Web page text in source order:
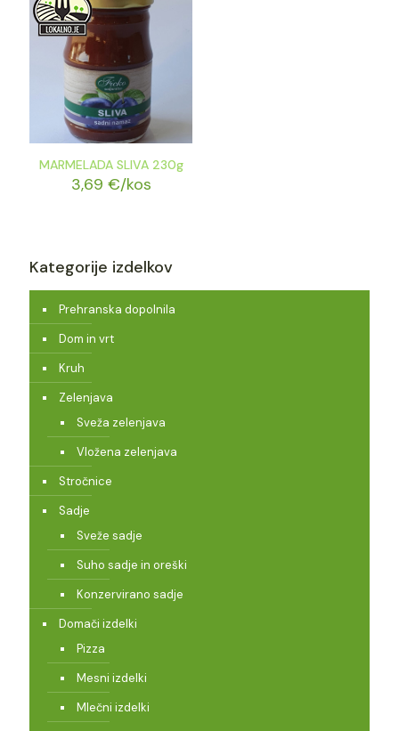
MARMELADA SLIVA 230g
3,69 €/kos
Kategorije izdelkov
Prehranska dopolnila
Dom in vrt
Kruh
Zelenjava
Sveža zelenjava
Vložena zelenjava
Stročnice
Sadje
Sveže sadje
Suho sadje in oreški
Konzervirano sadje
Domači izdelki
Pizza
Mesni izdelki
Mlečni izdelki